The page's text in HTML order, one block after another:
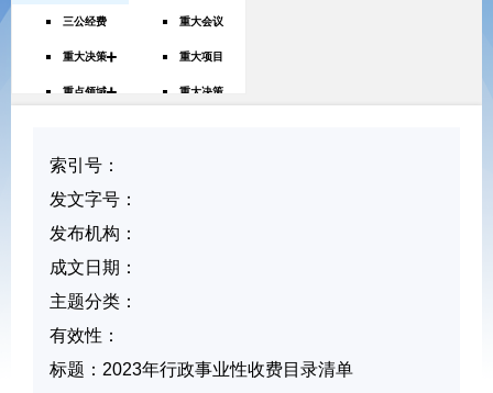
三公经费 重大会议
重大决策+ 重大项目
重点领域+
行政许可、处罚、强制公示
规划信息
索引号：
发文字号：
发布机构：
成文日期：
主题分类：
有效性：
标题： 2023年行政事业性收费目录清单